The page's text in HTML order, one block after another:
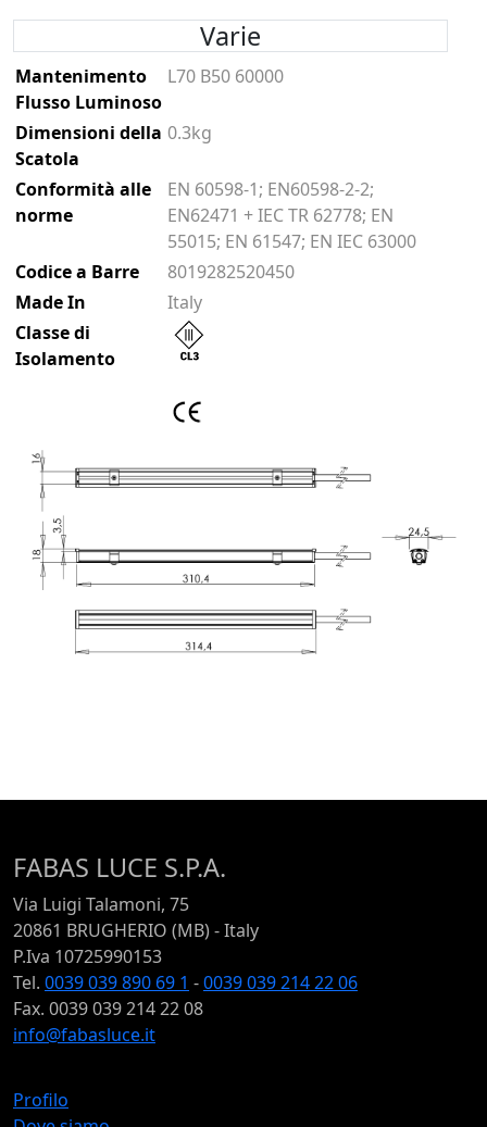
Varie
Mantenimento
Flusso Luminoso
L70 B50 60000
Dimensioni della
Scatola
0.3kg
Conformità alle
norme
EN 60598-1; EN60598-2-2;
EN62471 + IEC TR 62778; EN
55015; EN 61547; EN IEC 63000
Codice a Barre
8019282520450
Made In
Italy
Classe di
Isolamento
FABAS LUCE S.P.A.
Via Luigi Talamoni, 75
20861 BRUGHERIO (MB) - Italy
P.Iva 10725990153
Tel. 0039 039 890 69 1 -0039 039 214 22 06
Fax. 0039 039 214 22 08
info@fabasluce.it
Profilo